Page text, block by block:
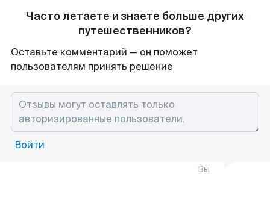
Часто летаете и знаете больше других
путешественников?
Оставьте комментарий — он поможет
пользователям принять решение
Войти
Вы